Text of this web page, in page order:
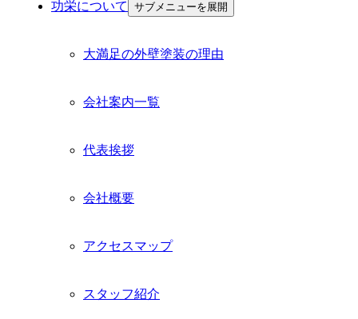
功栄について サブメニューを展開
大満足の外壁塗装の理由
会社案内一覧
代表挨拶
会社概要
アクセスマップ
スタッフ紹介